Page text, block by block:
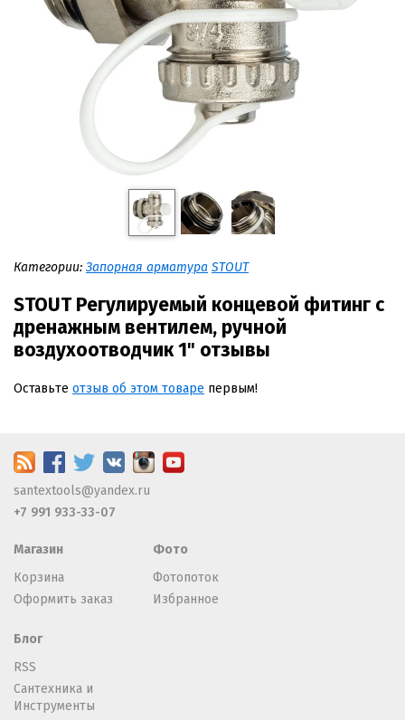
Категории: Запорная арматура STOUT
STOUT Регулируемый концевой фитинг с
дренажным вентилем, ручной
воздухоотводчик 1" отзывы
Оставьте отзыв об этом товаре первым!
santextools@yandex.ru
+7 991 933-33-07
Магазин
Корзина
Оформить заказ
Фото
Фотопоток
Избранное
Блог
RSS
Сантехника и
Инструменты